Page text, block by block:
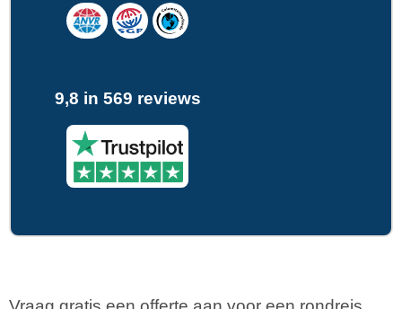
9,8 in 569 reviews